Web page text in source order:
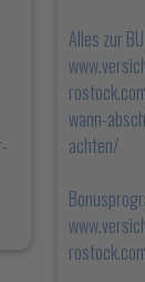
Alles zur BU
wann-
achten/